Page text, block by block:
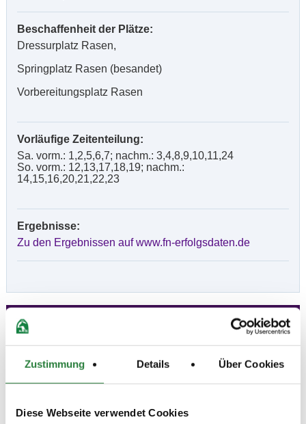
Zustimmung Details Über Cookies
Diese Webseite verwendet Cookies
Beschaffenheit der Plätze:
Dressurplatz Rasen,
Springplatz Rasen (besandet)
Vorbereitungsplatz Rasen
Vorläufige Zeitenteilung:
Sa. vorm.: 1,2,5,6,7; nachm.: 3,4,8,9,10,11,24
So. vorm.: 12,13,17,18,19; nachm.:
14,15,16,20,21,22,23
Ergebnisse:
Zu den Ergebnissen auf www.fn-erfolgsdaten.de
Prüfungen
Datum Prüfung Disziplin
(v)